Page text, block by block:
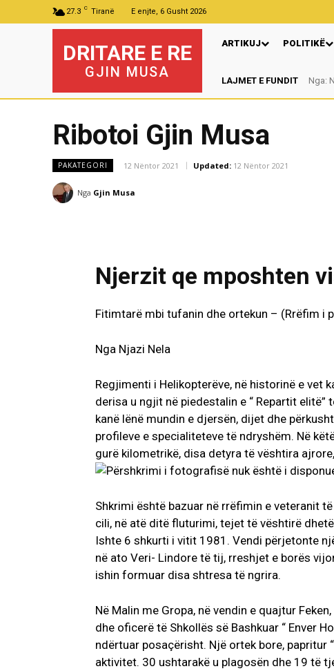
27.3 C Tiranë E enjte, 6 Gusht 2026
DRITARE E RE
GJIN MUSA
ARTIKUJ POLITIKË
LAJMET E FUNDIT Nga:
Ribotoi Gjin Musa
PAKATEGORI 12 Nëntor 2021 Updated: 12 Nëntor 2021
Nga Gjin Musa
Njerzit qe mposhten
Fitimtarë mbi tufanin dhe ortekun – (Rrëfim i
Nga Njazi Nela
Regjimenti i Helikopterëve, në historinë e vet
derisa u ngjit në piedestalin e “ Repartit
kanë lënë mundin e djersën, dijet dhe
profileve e specialiteteve të ndryshëm. Në
gurë kilometrikë, disa detyra të vështira
Shkrimi është bazuar në rrëfimin e veteranit
cili, në atë ditë fluturimi, tejet të vështirë
Ishte 6 shkurti i vitit 1981. Vendi përjetonte
në ato Veri- Lindore të tij, rreshjet e borës
ishin formuar disa shtresa të ngrira.
Në Malin me Gropa, në vendin e quajtur
dhe oficerë të Shkollës së Bashkuar “ Enver
ndërtuar posaçërisht. Një ortek bore, papritur
aktivitet. 30 ushtarakë u plagosën dhe 19 të